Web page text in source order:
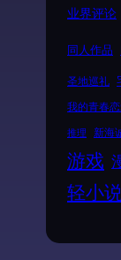
业界评论
同人作品
圣地巡礼
我的青春
推理 新海
游戏
轻小